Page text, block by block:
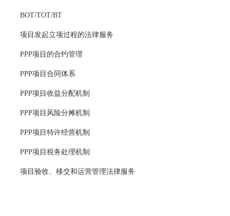
BOT/TOT/BT
项目发起立项过程的法律服务
PPP项目的合约管理
PPP项目合同体系
PPP项目收益分配机制
PPP项目风险分摊机制
PPP项目特许经营机制
PPP项目税务处理机制
项目验收、移交和运营管理法律服务